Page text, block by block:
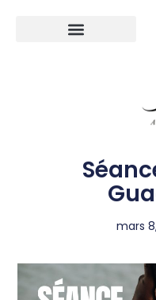
mars